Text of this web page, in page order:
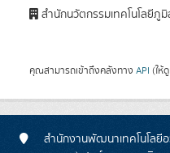
สำนักนวัตกรรมเทคโนโลยีภู
คุณสามารถเข้าถึงคลังทาง API (ให้ดู
สำนักงานพัฒนาเทคโนโลยี